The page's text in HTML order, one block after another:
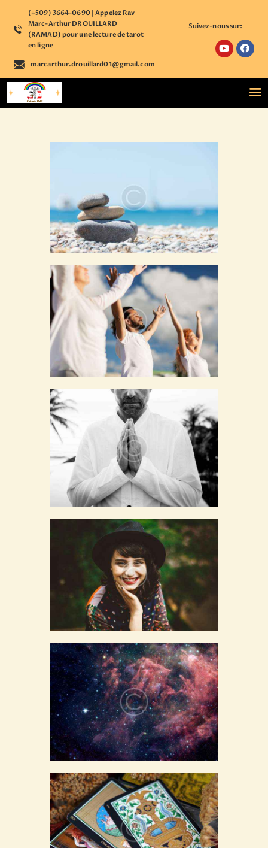
(+509) 3664-0690 | Appelez Rav
Marc-Arthur DROUILLARD
(RAMAD) pour une lecture de tarot
en ligne
marcarthur.drouillard01@gmail.com
Suivez-nous sur:
ACCUEIL
NOS COURS
CONTACT
S’ENREGISTRER SUR
NOTRE PLATEFORME
ACCÉDER A VOTRE
COMPTE